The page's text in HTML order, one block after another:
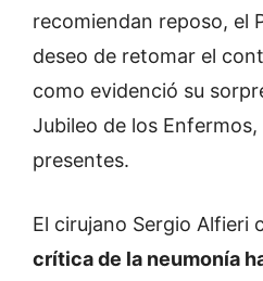
recomiendan reposo, el
deseo de retomar el
como evidenció su
Jubileo de los
presentes.
El cirujano Sergio Alfieri
crítica de la neumonía